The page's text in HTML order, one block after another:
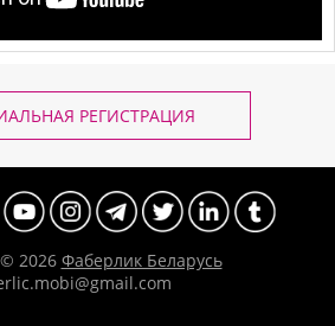
РЕГИСТРАЦИЯ
2026 Фаберлик Беларусь